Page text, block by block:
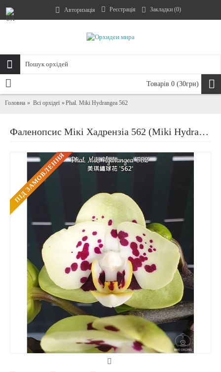
Авторизація Реєстрація Закладки (0)
Товарів 0 (30грн)
Головна Всі орхідеї Phal. Miki Hydrangea 562
Фаленопсис Мікі Хадрензіа 562 (Miki Hydrangea 562)
ПIД ЗАМОВЛЕННЯ